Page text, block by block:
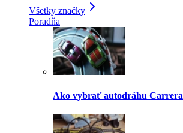
Všetky značky
Poradňa
Ako vybrať autodráhu Carrera